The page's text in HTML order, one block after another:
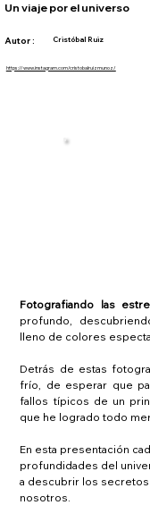
Un viaje por el universo
Autor : Cristóbal Ruiz
https://www.instagram.com/cristobalruizmunoz/
Fotografiando las
profundo,
lleno de colores
Detrás de estas
frío, de esperar que
fallos típicos de un
que he logrado todo
En esta presentación
profundidades del
a descubrir los secretos
nosotros.